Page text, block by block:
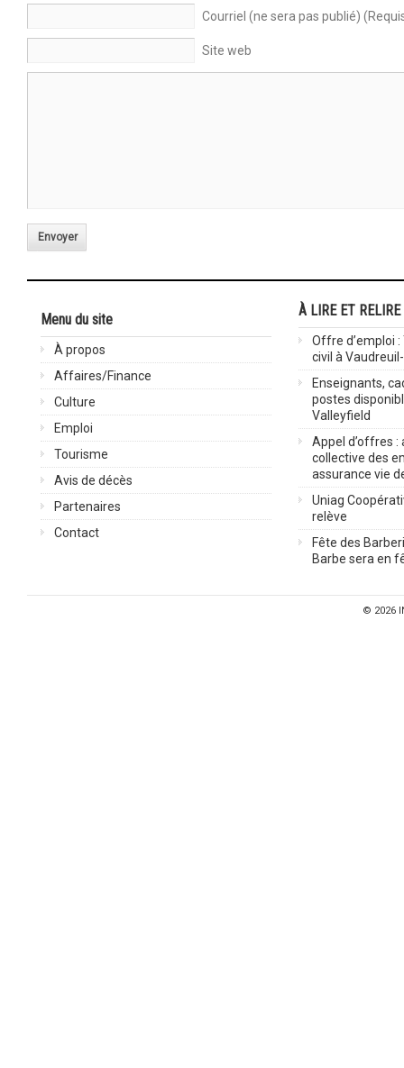
Courriel (ne sera pas publié)
Site web
Envoyer
Menu du site
À propos
Affaires/Finance
Culture
Emploi
Tourisme
Avis de décès
Partenaires
Contact
À LIRE ET RELIRE
Offre d’emploi
civil à
Enseignants,
postes
Valleyfield
Appel d’offres :
collective des
assurance vie
Uniag
relève
Fête des
Barbe sera en
© 2026